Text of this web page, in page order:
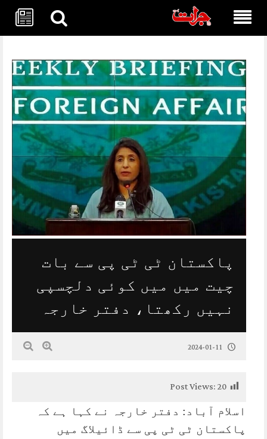
پاکستان ٹی ٹی پی سے بات
چیت میں میں کوئی دلچسپی
نہیں رکھتا، دفتر خارجہ
2024-01-11
Post Views:20
اسلام آباد: دفتر خارجہ نے کہا ہے کہ
پاکستان ٹی ٹی پی سے ڈائیلاگ میں